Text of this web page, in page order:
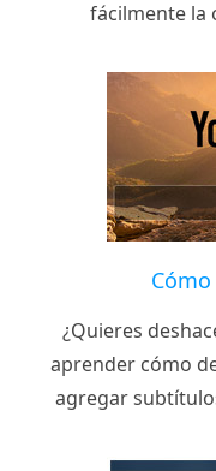
fácilmente la
¿Quieres
aprender cómo
agregar